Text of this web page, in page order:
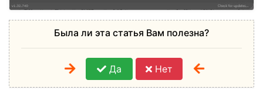
Была ли эта статья Вам полезна?
Да Нет